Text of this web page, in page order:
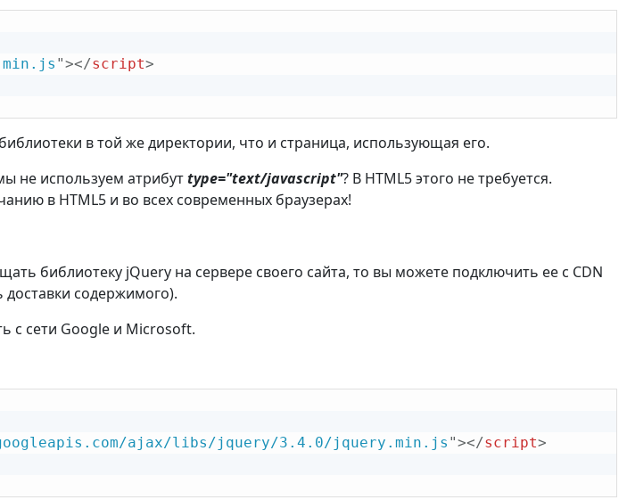
"></script>
в той же директории, что и страница, использующая его.
не используем атрибутtype="text/javascript"? В HTML5 этого не требуется.
в HTML5 и во всех современных браузерах!
библиотеку jQuery на сервере своего сайта, то вы можете подключить ее с CDN
содержимого).
с сети Google и Microsoft.
ajax/libs/jquery/3.4.0/jquery.min.js "></script>